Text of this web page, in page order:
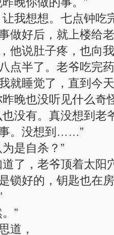
让我想想。七点钟
做好后，就上楼给
他说肚子疼，也向
点半了。老爷吃完
就睡觉了，直到今
晚也没听见什么奇
也没有。真没想到
。没想到……”
是自杀？”
道了，老爷顶着太
锁好的，钥匙也在
”
道，